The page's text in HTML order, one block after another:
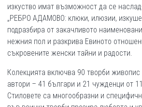
изкуство имат възможност да се
„РЕБРО АДАМОВО: клюки, илюзии,
подразбира от закачливото
нежния пол и разкрива Eвиното
съкровените женски тайни и радости.
Колекцията включва 90 творби живопис
автори – 41 българи и 21 чужденци от
Стиловете са многообразни и